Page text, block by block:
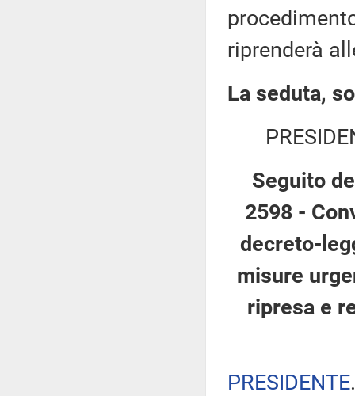
riprenderà
La seduta,
Seguito
2598 -
decreto-
misure
ripresa e
PRESIDENTE